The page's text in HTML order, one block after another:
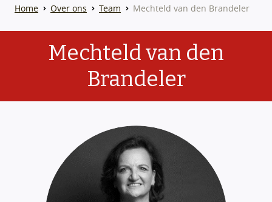
Home Over ons Team Mechteld van den Brandeler
Mechteld van den
Brandeler